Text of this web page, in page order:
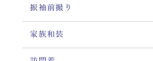
振袖前撮り
家族和装